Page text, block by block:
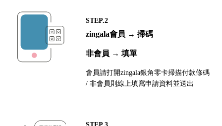
STEP.2
zingala會員 → 掃碼
非會員 → 填單
會員請打開zingala銀角零卡掃描付款條碼
/ 非會員則線上填寫申請資料並送出